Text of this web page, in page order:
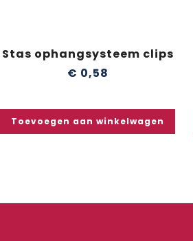
Stas ophangsysteem clips
€ 0,58
Toevoegen aan winkelwagen